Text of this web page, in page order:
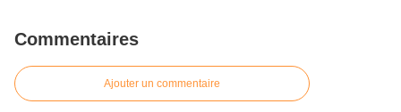
Commentaires
Ajouter un commentaire